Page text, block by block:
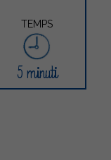
TEMPS
5 minuti